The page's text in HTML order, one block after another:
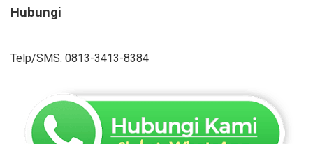
Hubungi
Telp/SMS: 0813-3413-8384